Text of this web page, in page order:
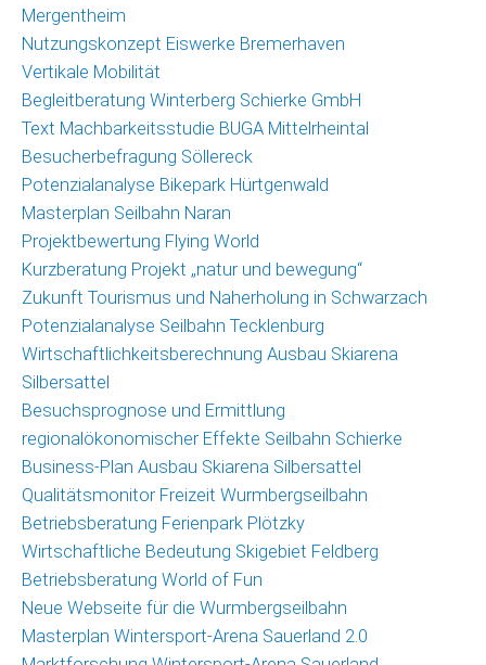
Mergentheim
Nutzungskonzept Eiswerke Bremerhaven
Vertikale Mobilität
Begleitberatung Winterberg Schierke GmbH
Text Machbarkeitsstudie BUGA Mittelrheintal
Besucherbefragung Söllereck
Potenzialanalyse Bikepark Hürtgenwald
Masterplan Seilbahn Naran
Projektbewertung Flying World
Kurzberatung Projekt „natur und bewegung“
Zukunft Tourismus und Naherholung in Schwarzach
Potenzialanalyse Seilbahn Tecklenburg
Wirtschaftlichkeitsberechnung Ausbau Skiarena
Silbersattel
Besuchsprognose und Ermittlung
regionalökonomischer Effekte Seilbahn Schierke
Business-Plan Ausbau Skiarena Silbersattel
Qualitätsmonitor Freizeit Wurmbergseilbahn
Betriebsberatung Ferienpark Plötzky
Wirtschaftliche Bedeutung Skigebiet Feldberg
Betriebsberatung World of Fun
Neue Webseite für die Wurmbergseilbahn
Masterplan Wintersport-Arena Sauerland 2.0